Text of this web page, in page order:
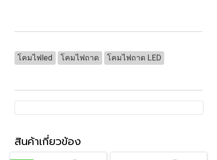
โคมไฟled โคมไฟถาด โคมไฟถาด LED
สินค้าเกี่ยวข้อง